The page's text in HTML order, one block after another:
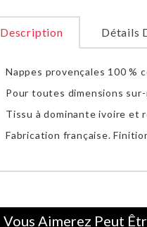
Description Détails
Nappes provençales 100 %
Pour toutes dimensions
Tissu à dominante ivoire et
Fabrication française.
Vous Aimerez Peut